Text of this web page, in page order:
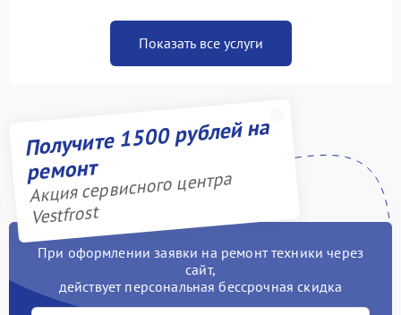
Показать все услуги
Получите 1500 рублей на
ремонт
Акция сервисного центра
Vestfrost
При оформлении заявки на ремонт техники через
сайт,
действует персональная бессрочная скидка